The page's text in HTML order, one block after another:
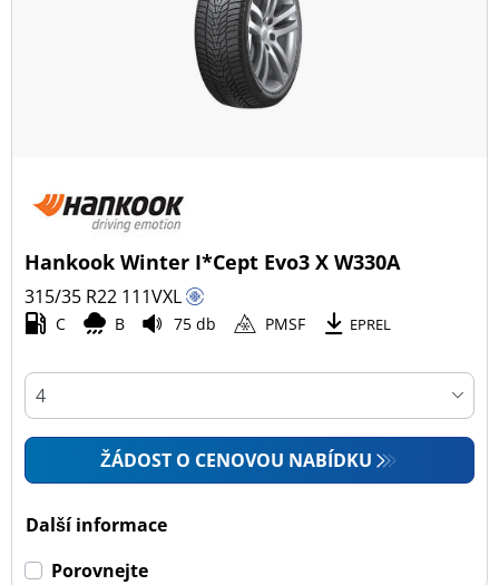
Hankook Winter I*Cept Evo3 X W330A
315/35 R22 111VXL
C B 75 db PMSF EPREL
ŽÁDOST O CENOVOU NABÍDKU
Další informace
Porovnejte